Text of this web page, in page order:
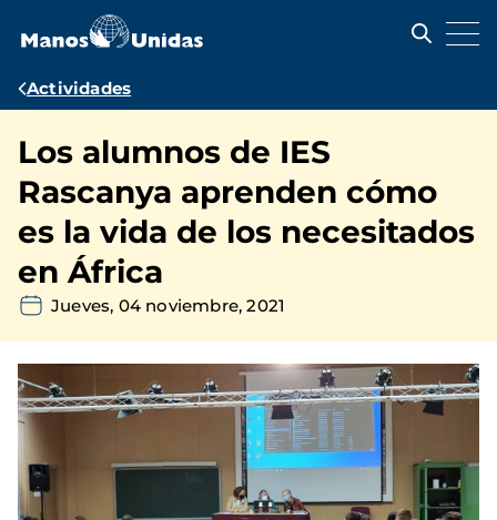
contenido
Ruta
navegación
Actividades
Los alumnos de IES
Rascanya aprenden cómo
es la vida de los necesitados
en África
Jueves, 04 noviembre, 2021